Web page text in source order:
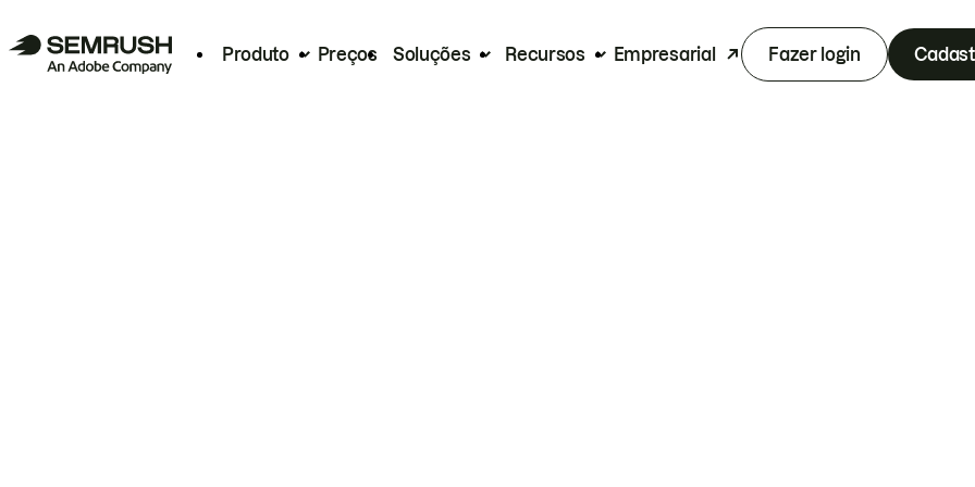
Produto Preços Soluções Recursos Empresarial Fazer login